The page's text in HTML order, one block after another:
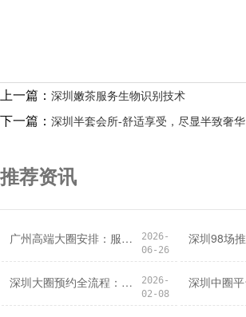
上一篇： 深圳嫩茶服务生物识别技术
下一篇： 深圳半套会所-舒适享受，尽显半致奢华
推荐资讯
‌广州高端大圈安排‌：服务安排的痛点与优化建议
2026-
06-26
深圳大圈预约全流程：从下单到体验
2026-
02-08